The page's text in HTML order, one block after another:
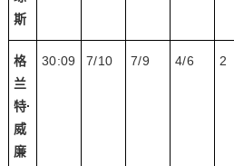
斯
格
兰
特·
威
廉
30:09 7/10 7/9 4/6 2